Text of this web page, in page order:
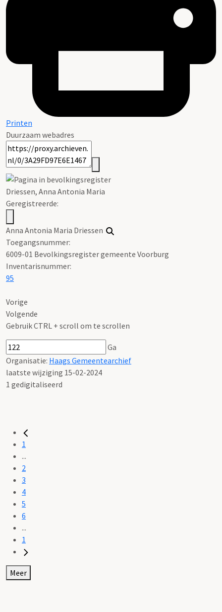
Printen
Duurzaam webadres
Driessen, Anna Antonia Maria
Geregistreerde:
Anna Antonia Maria Driessen
Toegangsnummer:
6009-01 Bevolkingsregister gemeente Voorburg
Inventarisnummer:
95
Vorige
Volgende
Gebruik CTRL + scroll om te scrollen
Ga
Organisatie: Haags Gemeentearchief
laatste wijziging 15-02-2024
1 gedigitaliseerd
1
...
2
3
4
5
6
...
1
Meer